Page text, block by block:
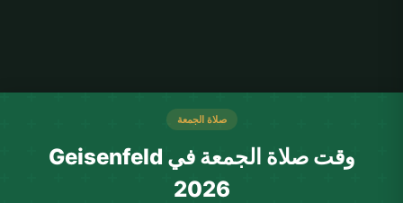
صلاة الجمعة
وقت صلاة الجمعة في Geisenfeld
2026